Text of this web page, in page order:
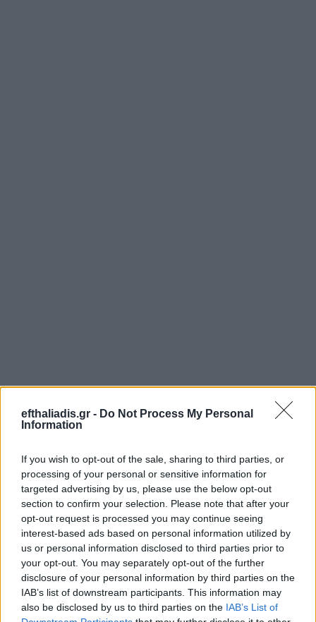
efthaliadis.gr - Do Not Process My Personal
Information
If you wish to opt-out of the sale, sharing to third parties, or
processing of your personal or sensitive information for
targeted advertising by us, please use the below opt-out
section to confirm your selection. Please note that after your
opt-out request is processed you may continue seeing
interest-based ads based on personal information utilized by
us or personal information disclosed to third parties prior to
your opt-out. You may separately opt-out of the further
disclosure of your personal information by third parties on the
IAB’s list of downstream participants. This information may
also be disclosed by us to third parties on the IAB’s List of